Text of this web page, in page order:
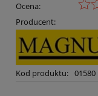
Ocena:
Producent:
Kod produktu: 01580